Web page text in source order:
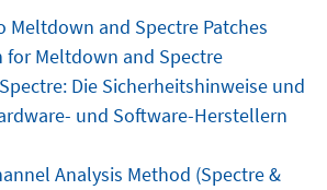
Meltdown and Spectre Patches
for Meltdown and Spectre
Die Sicherheitshinweise und
und Software-Herstellern
Analysis Method (Spectre &